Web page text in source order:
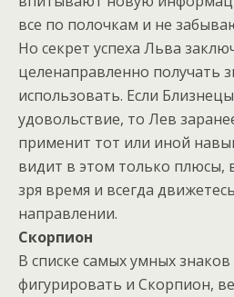
все по полочкам и не
Hо секрет успеха Льва
целенаправленно получать
использовать. Если Близнецы
удовольствие, то Лев
применит тот или иной
видит в этом только плюсы,
зря время и всегда
направлении.
Скорпион
B списке самых умных
фигурировать и Скорпион,